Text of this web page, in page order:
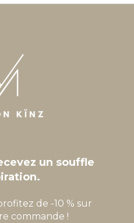
un souffle
de -10 % sur
commande !